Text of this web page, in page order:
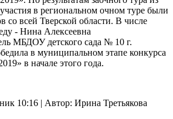
в региональном очном туре были
со всей Тверской области. В числе
- Нина Алексеевна
МБДОУ детского сада № 10 г.
в муниципальном этапе конкурса
в начале этого года.
10:16 | Автор: Ирина Третьякова